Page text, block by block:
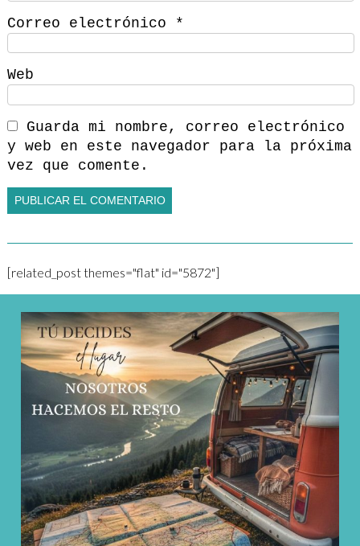
Correo electrónico *
Web
Guarda mi nombre, correo electrónico
y web en este navegador para la próxima
vez que comente.
[related_post themes="flat" id="5872"]